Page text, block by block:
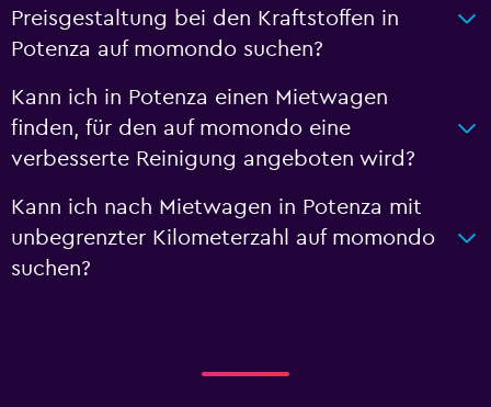
Preisgestaltung bei den Kraftstoffen in
Potenza auf momondo suchen?
Kann ich in Potenza einen Mietwagen
finden, für den auf momondo eine
verbesserte Reinigung angeboten wird?
Kann ich nach Mietwagen in Potenza mit
unbegrenzter Kilometerzahl auf momondo
suchen?